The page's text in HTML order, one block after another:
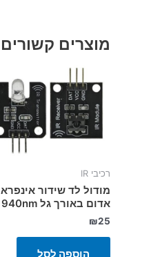
מוצרים קשורים
רכיבי IR
מודול לד שידור אינפרא
אדום באורך גל 940nm
₪25
הוספה לסל